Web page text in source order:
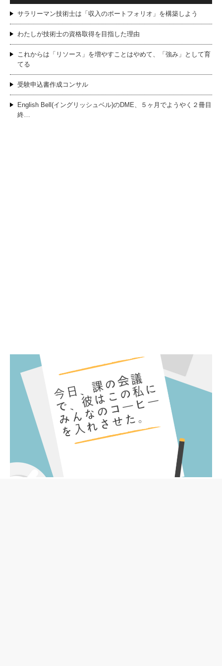
サラリーマン技術士は「収入のポートフォリオ」を構築しよう
わたしが技術士の資格取得を目指した理由
これからは「リソース」を増やすことはやめて、「強み」として育
てる
受験申込書作成コンサル
English Bell(イングリッシュベル)のDME、５ヶ月でようやく２冊目
終…